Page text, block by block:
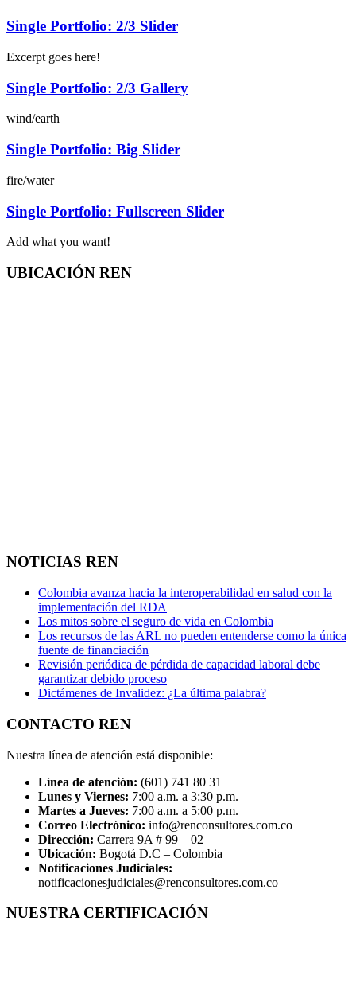
Single Portfolio: 2/3 Slider
Excerpt goes here!
Single Portfolio: 2/3 Gallery
wind/earth
Single Portfolio: Big Slider
fire/water
Single Portfolio: Fullscreen Slider
Add what you want!
UBICACIÓN REN
NOTICIAS REN
Colombia avanza hacia la interoperabilidad en salud con la
implementación del RDA
Los mitos sobre el seguro de vida en Colombia
Los recursos de las ARL no pueden entenderse como la única
fuente de financiación
Revisión periódica de pérdida de capacidad laboral debe
garantizar debido proceso
Dictámenes de Invalidez: ¿La última palabra?
CONTACTO REN
Nuestra línea de atención está disponible:
Línea de atención: (601) 741 80 31
Lunes y Viernes: 7:00 a.m. a 3:30 p.m.
Martes a Jueves: 7:00 a.m. a 5:00 p.m.
Correo Electrónico: info@renconsultores.com.co
Dirección: Carrera 9A # 99 – 02
Ubicación: Bogotá D.C – Colombia
Notificaciones Judiciales:
notificacionesjudiciales@renconsultores.com.co
NUESTRA CERTIFICACIÓN